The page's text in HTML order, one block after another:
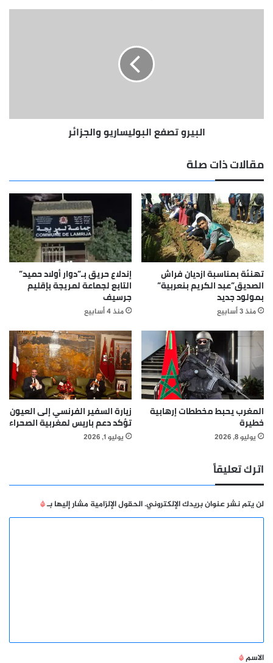
الشرقية
البيرو تصفع البوليساريو والجزائر
مقالات ذات صلة
تهنئة بمناسبة ازديان فراش
الصديق”عبد الكريم بنعربية”
بمولود جديد
منذ 3 أسابيع
إندلاع حريق بـ”دوار أولاد حميد”
التابع لجماعة لمريجة بإقليم
جرسيف
منذ 4 أسابيع
المغرب يحبط مخططات إرهابية
خطيرة
يوليو 8, 2026
زيارة السفير الفرنسي إلى العيون
تؤكد دعم باريس لمغربية الصحراء
يوليو 1, 2026
اترك تعليقاً
لن يتم نشر عنوان بريدك الإلكتروني.الحقول الإلزامية مشار إليها بـ*
*
الاسم*